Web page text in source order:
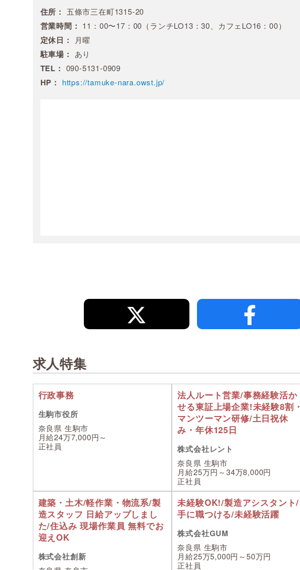
住所：
五條市三在町1315-20
営業時間： 11：00〜17：00（ランチLO13：30、カフェLO16：00）
定休日： 月曜
駐車場： あり
TEL： 090-5131-0909
HP： https://tamuke-nara.owst.jp/
求人特集
行政事務
生駒市役所
奈良県 生駒市
月給24万7,000円～
正社員
法人ルート営業/事務経験活か
せる東証上場企業!未経験8割・
マンツーマン研修/土日祝休
み・年休125日
株式会社レント
奈良県 生駒市
月給25万円～34万8,000円
正社員
建築・土木/軽作業・物流系/製
造スタッフ 日給アップしまし
た/住込み 現場作業員 無料でお
迎えOK
株式会社創新
未経験OK!/製造アシスタント/
手に職つける/未経験活躍
株式会社GUM
奈良県 生駒市
月給25万5,000円～50万円
正社員